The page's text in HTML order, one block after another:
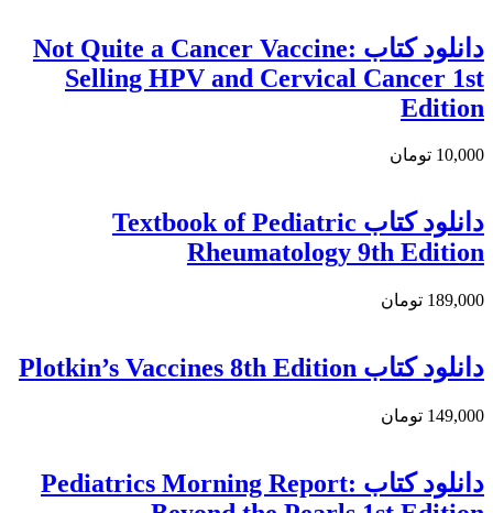
دانلود كتاب Not Quite a Cancer Vaccine:
Selling HPV and Cervical Cancer 1st
Edition
10,000 تومان
دانلود کتاب Textbook of Pediatric
Rheumatology 9th Edition
189,000 تومان
دانلود كتاب Plotkin’s Vaccines 8th Edition
149,000 تومان
دانلود كتاب Pediatrics Morning Report: